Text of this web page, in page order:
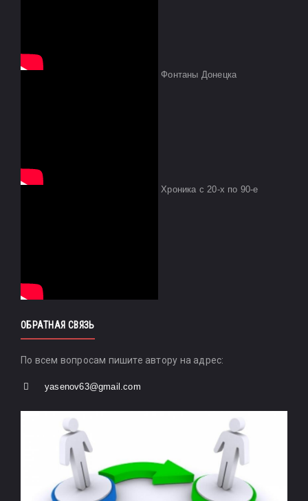
Фонтаны Донецка
Хроника с 20-х по 90-е
ОБРАТНАЯ СВЯЗЬ
По всем вопросам пишите автору на адрес:
yasenov63@gmail.com